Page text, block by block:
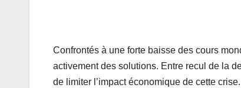
Confrontés à une forte baisse des cours
activement des solutions. Entre recul de la
de limiter l’impact économique de cette crise.